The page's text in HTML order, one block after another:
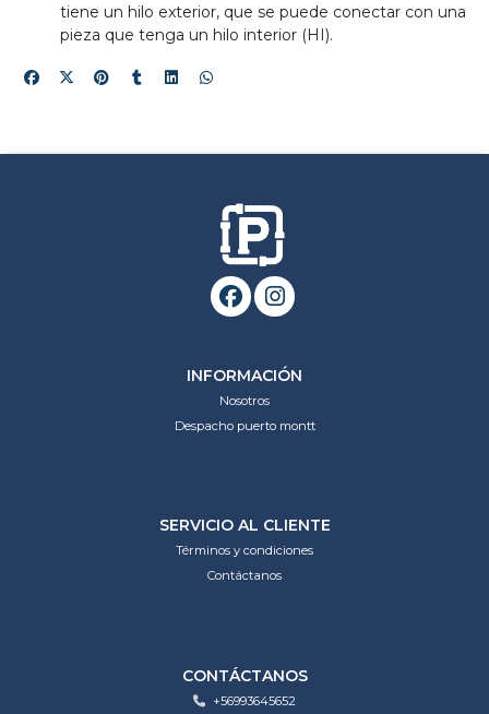
tiene un hilo exterior, que se puede conectar con una
pieza que tenga un hilo interior (HI).
INFORMACIÓN
Nosotros
Despacho puerto montt
SERVICIO AL CLIENTE
Términos y condiciones
Contáctanos
CONTÁCTANOS
+56993645652